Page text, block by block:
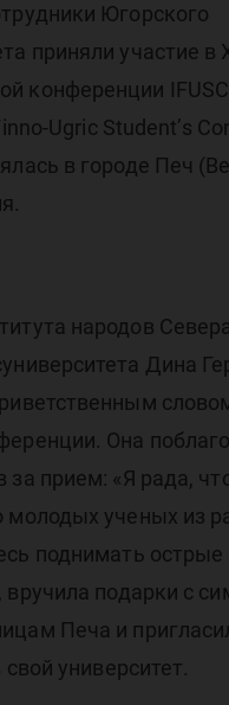
Югорского
приняли участие в
конференции
Ugric Student’s
в городе Печ
народов Севера
Дина
Она
за прием: «Я рада,
молодых ученых из
поднимать острые
вручила подарки с
Печа и
университет.